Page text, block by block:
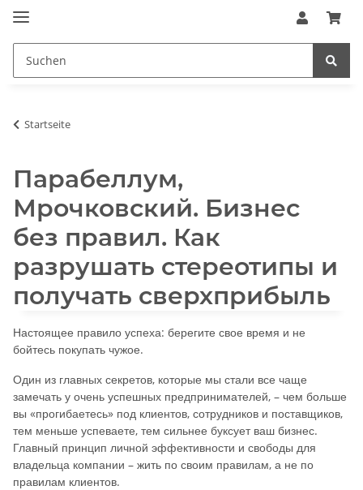
Startseite
Парабеллум,
Мрочковский. Бизнес
без правил. Как
разрушать стереотипы и
получать сверхприбыль
Настоящее правило успеха: берегите свое время и не
бойтесь покупать чужое.
Один из главных секретов, которые мы стали все чаще
замечать у очень успешных предпринимателей, – чем больше
вы «прогибаетесь» под клиентов, сотрудников и поставщиков,
тем меньше успеваете, тем сильнее буксует ваш бизнес.
Главный принцип личной эффективности и свободы для
владельца компании – жить по своим правилам, а не по
правилам клиентов.